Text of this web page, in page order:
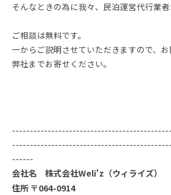
そんなときの為に我々、民泊運営代行業者
ご相談は無料です。
一からご説明させていただきますので、
弊社までお寄せください。
------
会社名 株式会社Weli'z（ウィライズ）
住所 〒064-0914